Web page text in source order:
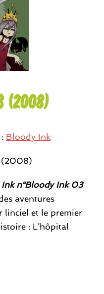
Bloody Ink
(2008)
n°Bloody Ink 03
aventures
linciel et le premier
: L’hôpital